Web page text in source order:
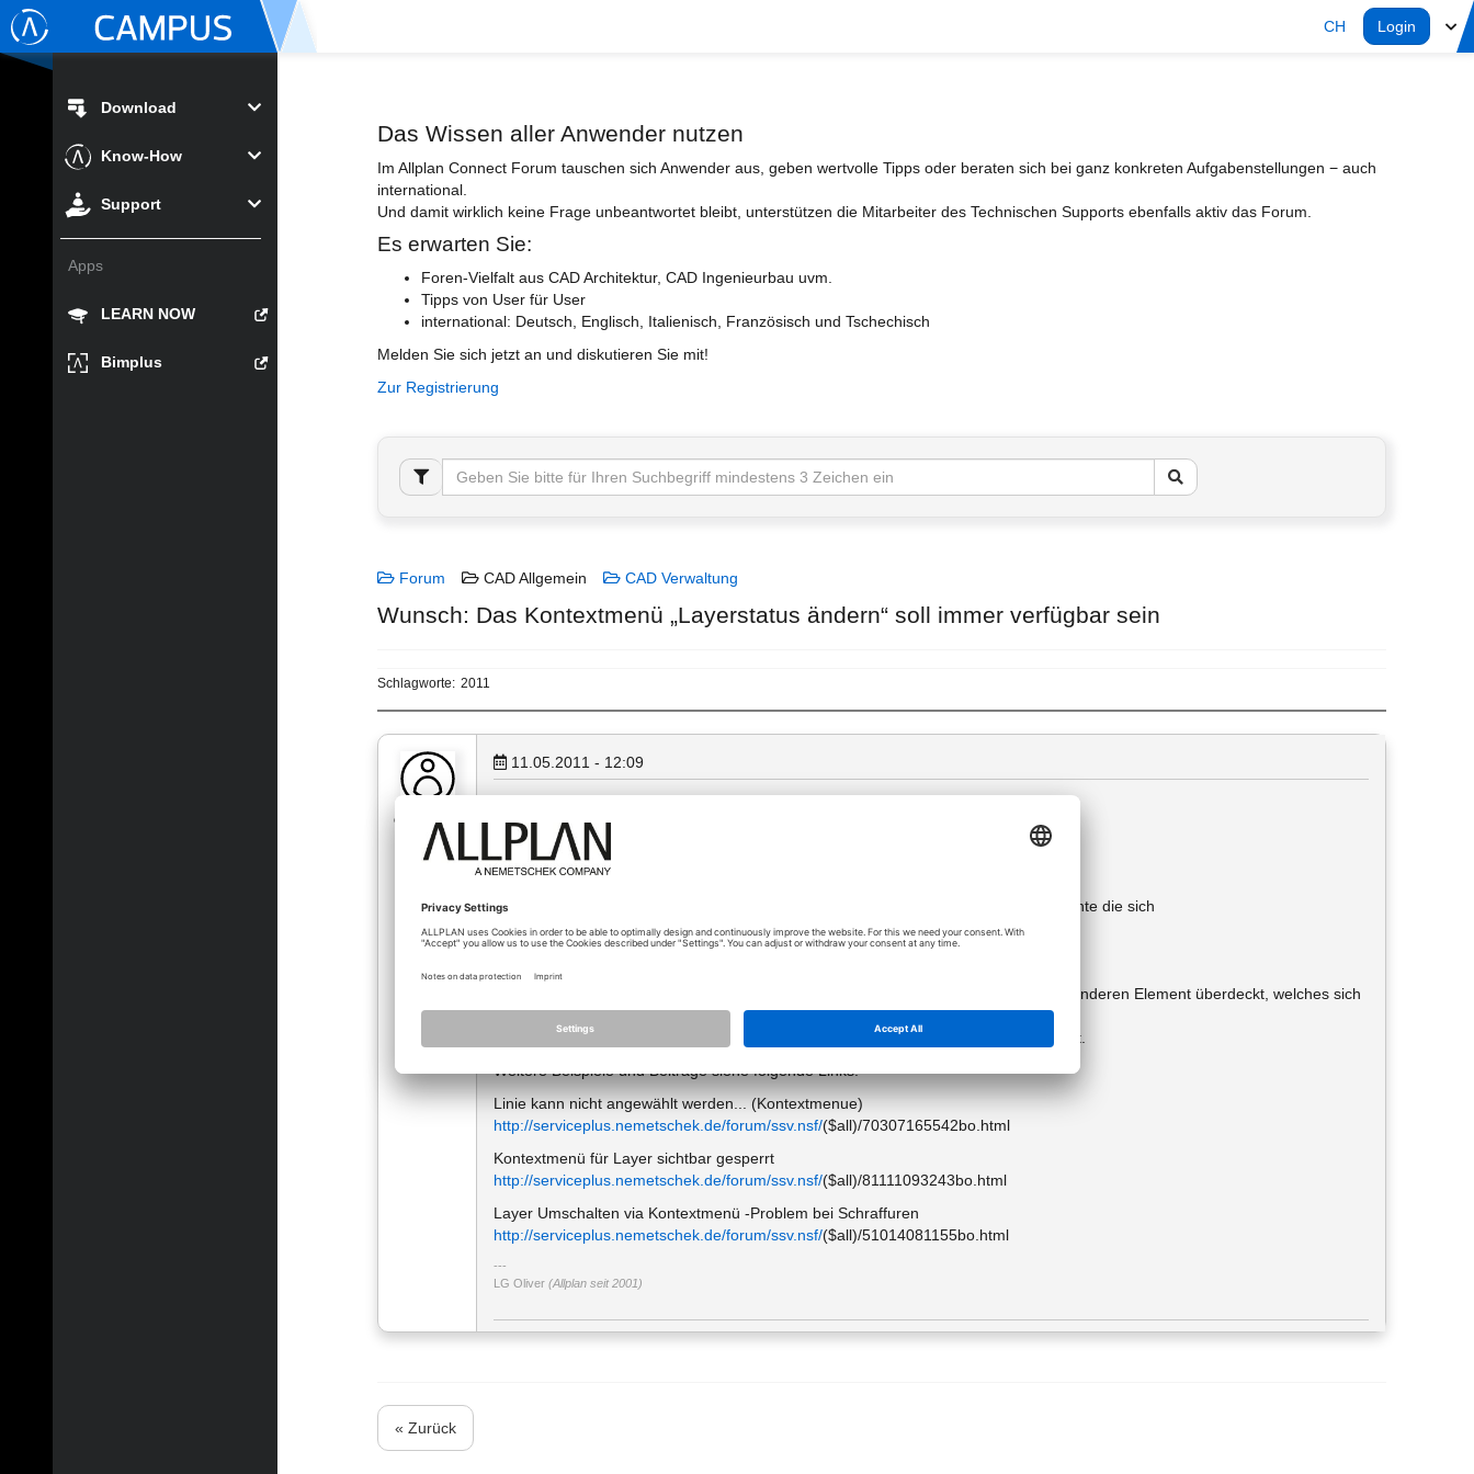
CH Login
Download
Know-How
Support
Apps
LEARN NOW
Bimplus
Das Wissen aller Anwender nutzen
Im Allplan Connect Forum tauschen sich Anwender aus, geben wertvolle Tipps oder beraten sich bei ganz konkreten Aufgabenstellungen − auch
international.
Und damit wirklich keine Frage unbeantwortet bleibt, unterstützen die Mitarbeiter des Technischen Supports ebenfalls aktiv das Forum.
Es erwarten Sie:
Foren-Vielfalt aus CAD Architektur, CAD Ingenieurbau uvm.
Tipps von User für User
international: Deutsch, Englisch, Italienisch, Französisch und Tschechisch
Melden Sie sich jetzt an und diskutieren Sie mit!
Zur Registrierung
Forum CAD Allgemein CAD Verwaltung
Wunsch: Das Kontextmenü „Layerstatus ändern“ soll immer verfügbar sein
Schlagworte: 2011
oliver_202…
11.05.2011 - 12:09
Wunsch 17 x JA
http://serviceplus.nemetschek.de/forum/ssv.nsf/
Das Kontextmenü für die Änderung des Layerstatus ist generell verfügbar für Elemente die sich
auf einem sichtbaren oder sichtbar gesperrten Layer befinden.
* Elemente befindet sicht auf einem sichtbar gesperrtem Layer und wird von einem anderen Element überdeckt, welches sich
auf einem bearbeitbarem Layer befindet.
Beispiel Text sichtbar gesperrt auf einer Füllfläche/ Schraffur / Muster welche aktiv ist.
Weitere Beispiele und Beiträge siehe folgende Links:
Linie kann nicht angewählt werden... (Kontextmenue)
http://serviceplus.nemetschek.de/forum/ssv.nsf/($all)/70307165542bo.html
Kontextmenü für Layer sichtbar gesperrt
http://serviceplus.nemetschek.de/forum/ssv.nsf/($all)/81111093243bo.html
Layer Umschalten via Kontextmenü -Problem bei Schraffuren
http://serviceplus.nemetschek.de/forum/ssv.nsf/($all)/51014081155bo.html
LG Oliver (Allplan seit 2001)
« Zurück